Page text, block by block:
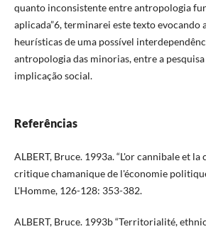
quanto inconsistente entre antropologia
aplicada”6, terminarei este texto evocando
heurísticas de uma possível
antropologia das minorias, entre a
implicação social.
Referências
ALBERT, Bruce. 1993a. “L'or cannibale et la
critique chamanique de l'économie
L'Homme, 126-128: 353-382.
ALBERT, Bruce. 1993b “Territorialité,